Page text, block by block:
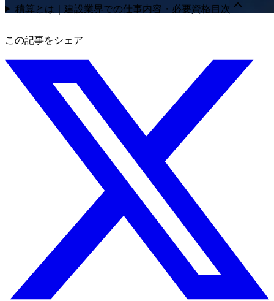
積算とは｜建設業界での仕事内容・必要資格 目次
この記事をシェア